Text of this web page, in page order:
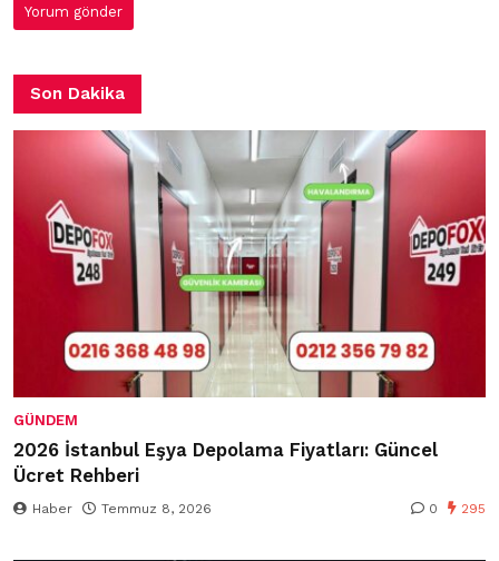
Son Dakika
GÜNDEM
2026 İstanbul Eşya Depolama Fiyatları: Güncel
Ücret Rehberi
Haber Temmuz 8, 2026 0 295